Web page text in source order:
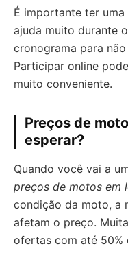
É importante ter
ajuda muito durante
cronograma para
Participar online
muito conveniente.
Preços de
esperar?
Quando você vai a
preços de motos em
condição da moto, a
afetam o preço.
ofertas com até 50%